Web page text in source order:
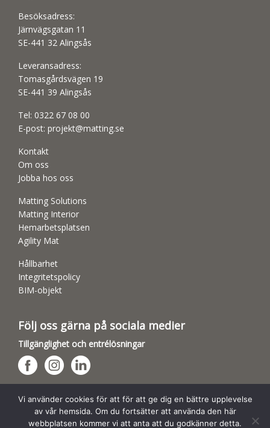
Besöksadress:
Järnvägsgatan 11
SE-441 32 Alingsås
Leveransadress:
Tomasgårdsvägen 19
SE-441 39 Alingsås
Tel: 0322 67 08 00
E-post: projekt@matting.se
Kontakt
Om oss
Jobba hos oss
Matting Solutions
Matting Interior
Hemarbetsplatsen
Agility Mat
Hållbarhet
Integritetspolicy
BIM-objekt
Följ oss gärna på sociala medier
Tillgänglighet och entrélösningar
Hundsporthallar
Vi använder cookies för att för att ge dig en bättre upplevelse
av vår hemsida. Om du fortsätter att använda den här
webbplatsen kommer vi att anta att du godkänner detta.